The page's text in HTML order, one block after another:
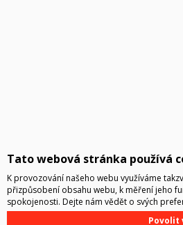
Tato webová stránka používá
K provozování našeho webu využíváme
přizpůsobení obsahu webu, k měření jeho
spokojenosti. Dejte nám vědět o svých